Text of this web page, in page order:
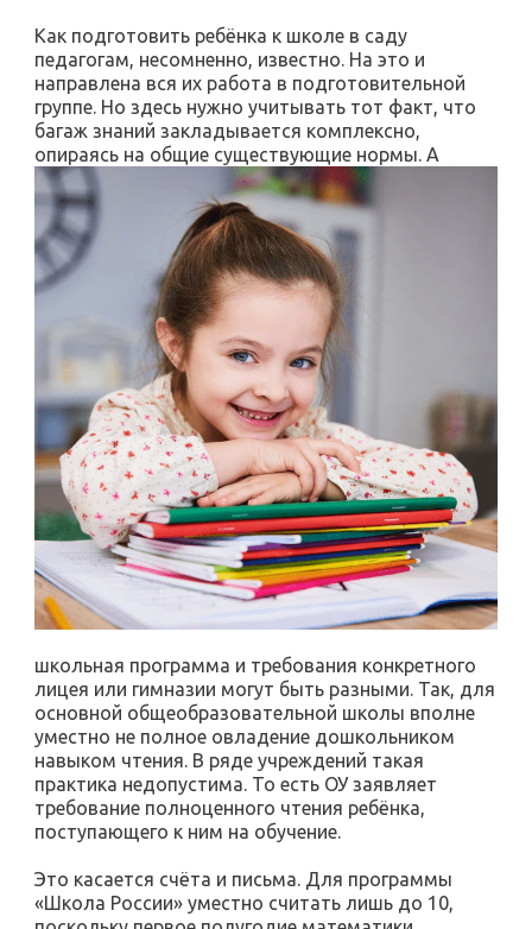
Как подготовить ребёнка к школе в саду
педагогам, несомненно, известно. На это и
направлена вся их работа в подготовительной
группе. Но здесь нужно учитывать тот факт, что
багаж знаний закладывается комплексно,
опираясь на общие существующие нормы. А
школьная программа и требования конкретного
лицея или гимназии могут быть разными. Так, для
основной общеобразовательной школы вполне
уместно не полное овладение дошкольником
навыком чтения. В ряде учреждений такая
практика недопустима. То есть ОУ заявляет
требование полноценного чтения ребёнка,
поступающего к ним на обучение.
Это касается счёта и письма. Для программы
«Школа России» уместно считать лишь до 10,